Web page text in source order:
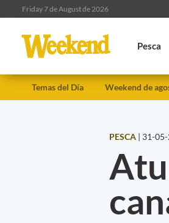
Friday 7 de August de 2026
Pesca
Temas del Día Weekend de
PESCA | 31-